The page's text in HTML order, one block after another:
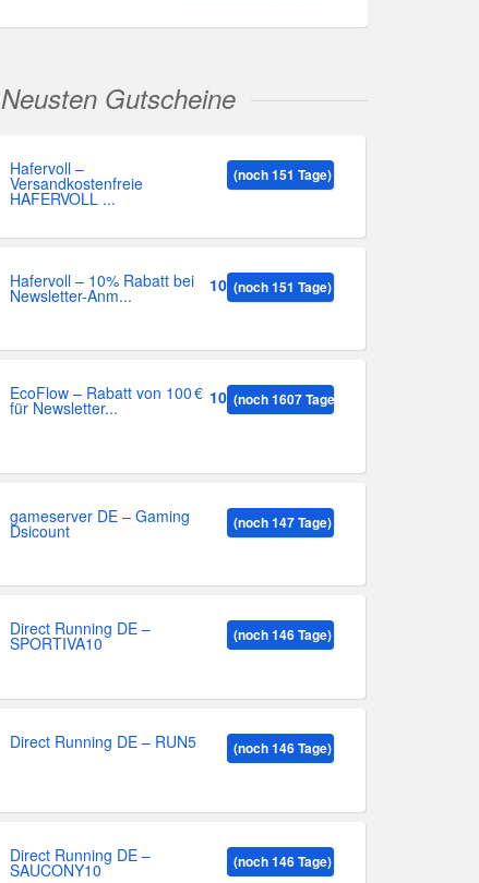
Neusten Gutscheine
Hafervoll –
Versandkostenfreie
HAFERVOLL ...
(noch 151 Tage)
Hafervoll – 10% Rabatt bei
Newsletter-Anm... (noch 151 Tage)
10%
EcoFlow – Rabatt von 100 €
für Newsletter... (noch 1607 Tage)
100
gameserver DE – Gaming
Dsicount (noch 147 Tage)
Direct Running DE –
SPORTIVA10 (noch 146 Tage)
Direct Running DE – RUN5 (noch 146 Tage)
Direct Running DE –
SAUCONY10 (noch 146 Tage)